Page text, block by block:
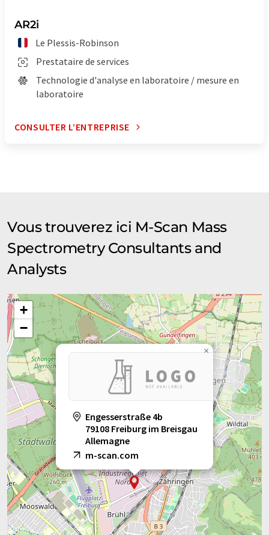
AR2i
Le Plessis-Robinson
Prestataire de services
Technologie d'analyse en laboratoire / mesure en
laboratoire
CONSULTER L’ENTREPRISE
Vous trouverez ici M-Scan Mass
Spectrometry Consultants and
Analysts
Engesserstraße 4b
79108 Freiburg im Breisgau
Allemagne
m-scan.com
×
+
−